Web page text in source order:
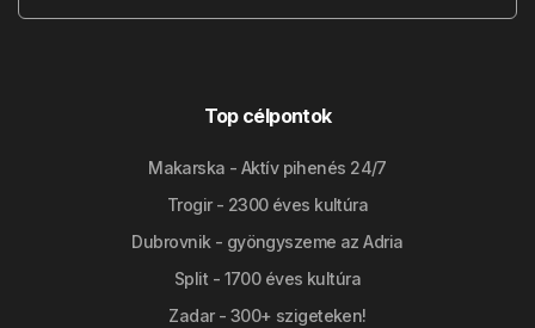
Top célpontok
Makarska - Aktív pihenés 24/7
Trogir - 2300 éves kultúra
Dubrovnik - gyöngyszeme az Adria
Split - 1700 éves kultúra
Zadar - 300+ szigeteken!